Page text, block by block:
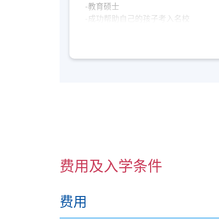
-教育硕士
-成功帮助自己的孩子考入名校
-香港教育大学数学及教育硕士
费用及入学条件
费用